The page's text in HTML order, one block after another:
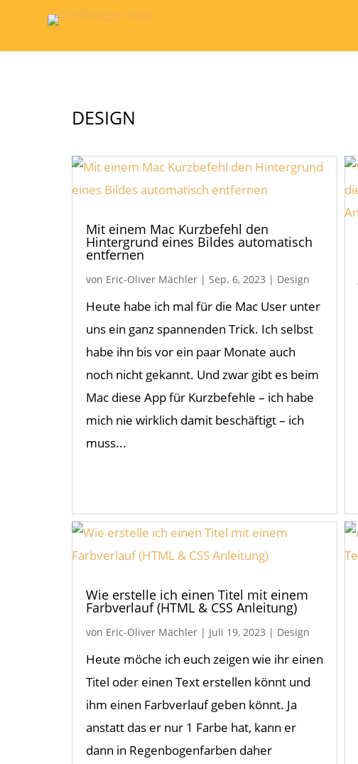
DESIGN
Mit einem Mac Kurzbefehl den
Hintergrund eines Bildes automatisch
entfernen
von Eric-Oliver Mächler| Sep. 6, 2023 | Design
Heute habe ich mal für die Mac User unter
uns ein ganz spannenden Trick. Ich selbst
habe ihn bis vor ein paar Monate auch
noch nicht gekannt. Und zwar gibt es beim
Mac diese App für Kurzbefehle – ich habe
mich nie wirklich damit beschäftigt – ich
muss...
Wie erstelle ich einen Titel mit einem
Farbverlauf (HTML & CSS Anleitung)
von Eric-Oliver Mächler| Juli 19, 2023 | Design
Heute möche ich euch zeigen wie ihr einen
Titel oder einen Text erstellen könnt und
ihm einen Farbverlauf geben könnt. Ja
anstatt das er nur 1 Farbe hat, kann er
dann in Regenbogenfarben daher